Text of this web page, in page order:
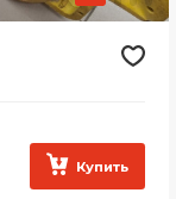
Купить